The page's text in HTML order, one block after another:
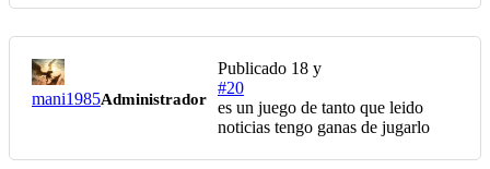
mani1985Administrador
Publicado 18 y
#20
es un juego de tanto que leido
noticias tengo ganas de jugarlo